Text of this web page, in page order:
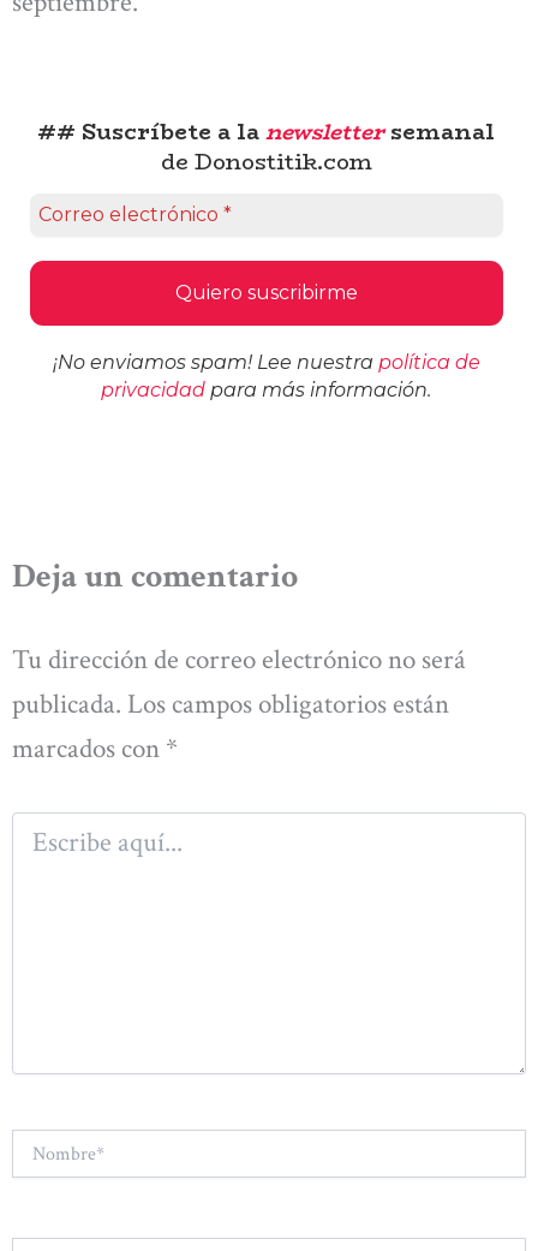
## Suscríbete a lanewslettersemanal
de Donostitik.com
¡No enviamos spam! Lee nuestra política de
privacidad para más información.
Deja un comentario
Tu dirección de correo electrónico no será
publicada. Los campos obligatorios están
marcados con *
Escribe
aquí...